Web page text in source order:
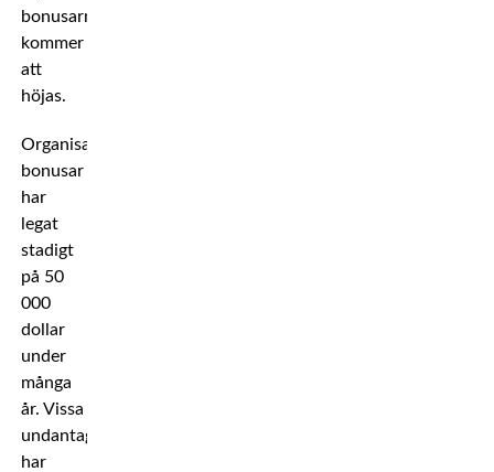
bonusarna
kommer
att
höjas.
Organisationens
bonusar
har
legat
stadigt
på 50
000
dollar
under
många
år. Vissa
undantag
har